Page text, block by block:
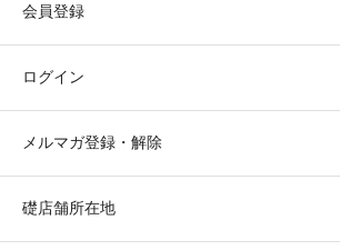
会員登録
ログイン
メルマガ登録・解除
礎店舗所在地